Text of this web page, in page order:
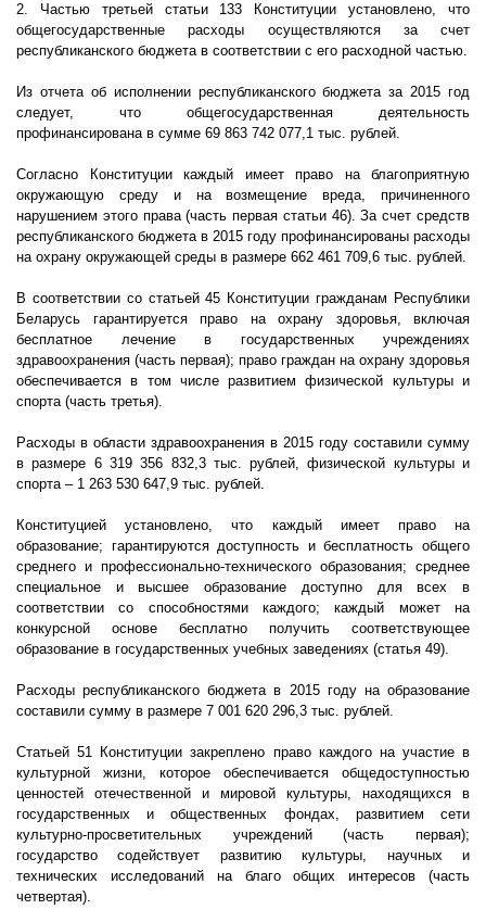
2. Частью третьей статьи 133 Конституции установлено, что
общегосударственные расходы осуществляются за счет
республиканского бюджета в соответствии с его расходной частью.
Из отчета об исполнении республиканского бюджета за 2015 год
следует, что общегосударственная деятельность
профинансирована в сумме 69 863 742 077,1 тыс. рублей.
Согласно Конституции каждый имеет право на благоприятную
окружающую среду и на возмещение вреда, причиненного
нарушением этого права (часть первая статьи 46). За счет средств
республиканского бюджета в 2015 году профинансированы расходы
на охрану окружающей среды в размере 662 461 709,6 тыс. рублей.
В соответствии со статьей 45 Конституции гражданам Республики
Беларусь гарантируется право на охрану здоровья, включая
бесплатное лечение в государственных учреждениях
здравоохранения (часть первая); право граждан на охрану здоровья
обеспечивается в том числе развитием физической культуры и
спорта (часть третья).
Расходы в области здравоохранения в 2015 году составили сумму
в размере 6 319 356 832,3 тыс. рублей, физической культуры и
спорта – 1 263 530 647,9 тыс. рублей.
Конституцией установлено, что каждый имеет право на
образование; гарантируются доступность и бесплатность общего
среднего и профессионально-технического образования; среднее
специальное и высшее образование доступно для всех в
соответствии со способностями каждого; каждый может на
конкурсной основе бесплатно получить соответствующее
образование в государственных учебных заведениях (статья 49).
Расходы республиканского бюджета в 2015 году на образование
составили сумму в размере 7 001 620 296,3 тыс. рублей.
Статьей 51 Конституции закреплено право каждого на участие в
культурной жизни, которое обеспечивается общедоступностью
ценностей отечественной и мировой культуры, находящихся в
государственных и общественных фондах, развитием сети
культурно-просветительных учреждений (часть первая);
государство содействует развитию культуры, научных и
технических исследований на благо общих интересов (часть
четвертая).